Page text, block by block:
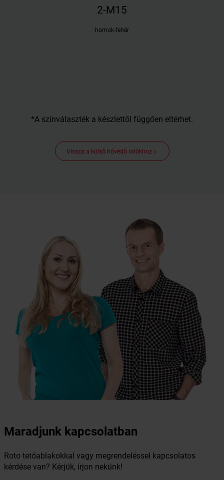
2-M15
homok-fehér
*A színválaszték a készlettől függően eltérhet.
Vissza a külső hővédő rolókhozkeyboard_arrow_right
Maradjunk kapcsolatban
Roto tetőablakokkal vagy megrendeléssel kapcsolatos
kérdése van? Kérjük, írjon nekünk!